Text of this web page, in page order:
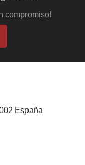
compromiso!
España